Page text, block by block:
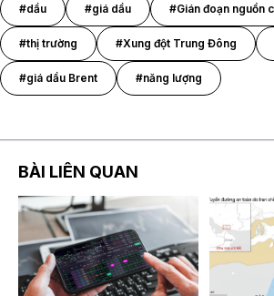
#dầu #giá dầu #Gián đoạn nguồn
#thị trường #Xung đột Trung Đông
#giá dầu Brent #năng lượng
BÀI LIÊN QUAN